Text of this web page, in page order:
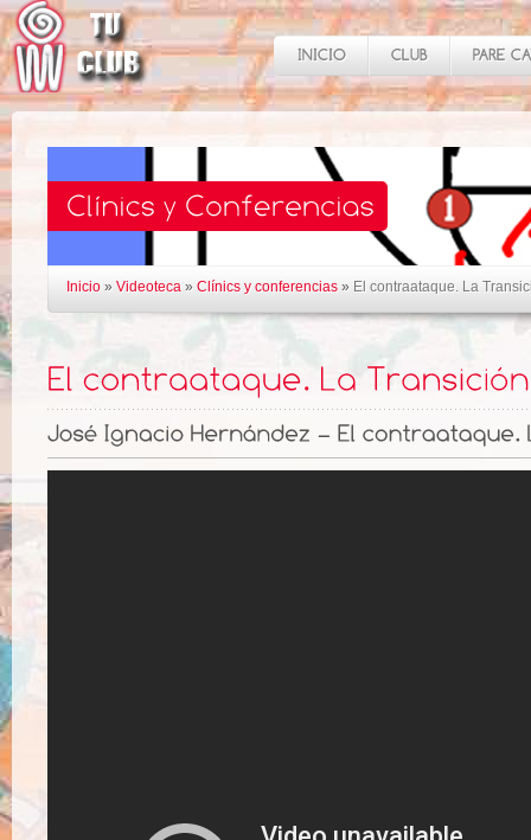
Inicio » Videoteca » Clínics y conferencias » El contraataque. La